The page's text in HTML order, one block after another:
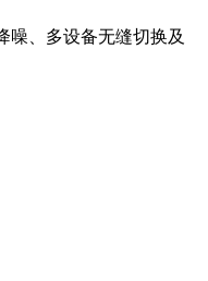
噪、多设备无缝切换及